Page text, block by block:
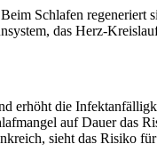
Schlafen
das Herz-
erhöht die
auf Dauer
sieht das Risiko